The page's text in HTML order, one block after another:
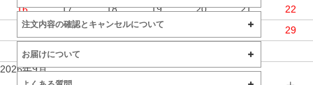
注文内容の確認とキャンセルについて
お届けについて
16
17 18 19 20 21
22
23
24 25 26 28
29
30
31
2026年9月